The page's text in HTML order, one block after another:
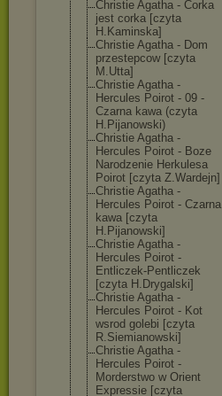
Christie Agatha - Corka
jest corka [czyta
H.Kaminska]
Christie Agatha - Dom
przestepcow [czyta
M.Utta]
Christie Agatha -
Hercules Poirot - 09 -
Czarna kawa (czyta
H.Pijanowski)
Christie Agatha -
Hercules Poirot - Boze
Narodzenie Herkulesa
Poirot [czyta Z.Wardejn]
Christie Agatha -
Hercules Poirot - Czarna
kawa [czyta
H.Pijanowski]
Christie Agatha -
Hercules Poirot -
Entliczek-Pent liczek
[czyta H.Drygalski]
Christie Agatha -
Hercules Poirot - Kot
wsrod golebi [czyta
R.Siemianowski]
Christie Agatha -
Hercules Poirot -
Morderstwo w Orient
Expressie [czyta